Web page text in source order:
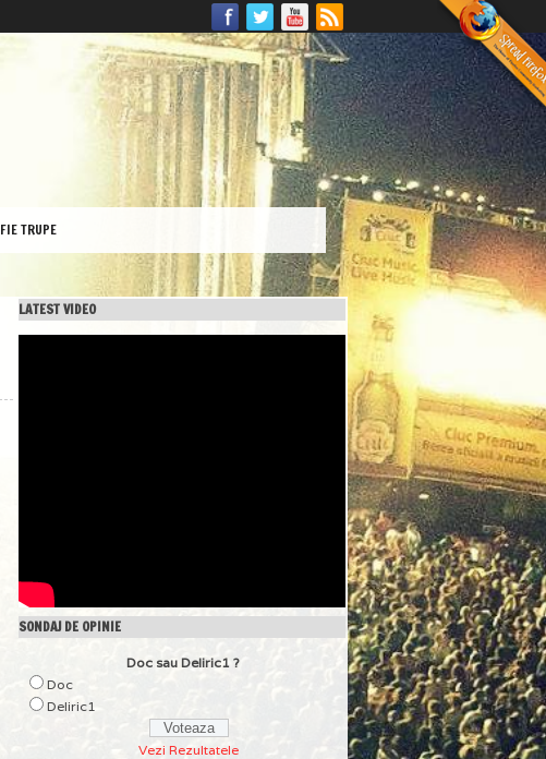
TRUPE
LATEST VIDEO
SONDAJ DE OPINIE
Doc sau Deliric1 ?
Doc
Deliric1
Vezi Rezultatele